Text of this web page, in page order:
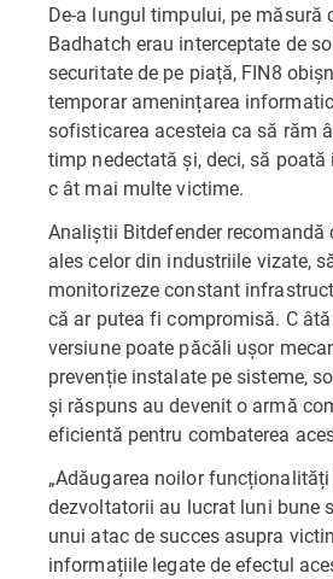
De-a lungul timpului, pe măsură
Badhatch erau interceptate de
securitate de pe piață, FIN8
temporar amenințarea
sofisticarea acesteia ca să răm
timp nedectată și, deci, să
c ât mai multe victime.
Analiștii Bitdefender recomandă
ales celor din industriile vizate,
monitorizeze constant
că ar putea fi compromisă. C
versiune poate păcăli ușor
prevenție instalate pe sisteme,
și răspuns au devenit o armă
eficientă pentru combaterea
„Adăugarea noilor
dezvoltatorii au lucrat luni bune
unui atac de succes asupra
informațiile legate de efectul